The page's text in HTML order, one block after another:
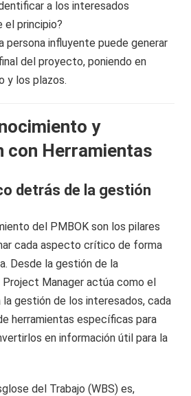
a los interesados
el principio?
persona influyente puede generar
del proyecto, poniendo en
y los plazos.
y
con Herramientas
detrás de la gestión
del PMBOK son los pilares
cada aspecto crítico de forma
Desde la gestión de la
Manager actúa como el
la gestión de los interesados, cada
herramientas específicas para
en información útil para la
del Trabajo (WBS) es,